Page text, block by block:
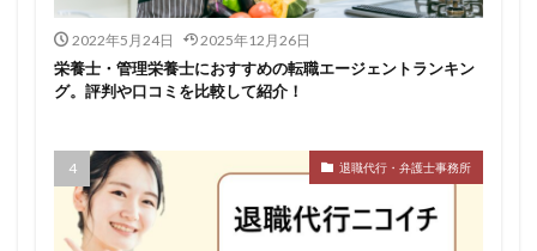
2022年5月24日 2025年12月26日
栄養士・管理栄養士におすすめの転職エージェントランキン
グ。評判や口コミを比較して紹介！
退職代行・弁護士事務所
作業療法士
保育士
保育士人材バンク
信頼できる
公認会計士 准看護師
リクナビ薬剤師
ネルサポ退職代行
ベンチャー企業
ビルメンテナンス
ビル設備管理技能士
ファーネットキャリア
ファーマキャリア
ファルマスタッフ
ブラック企業
フリーター